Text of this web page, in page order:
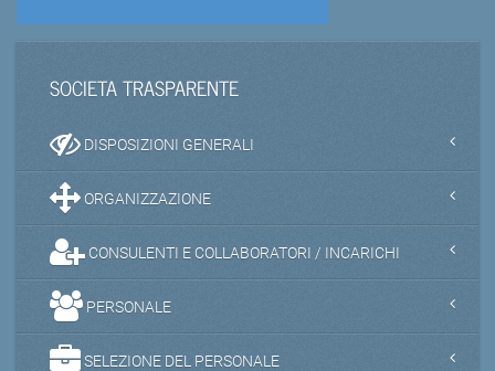
SOCIETA TRASPARENTE
DISPOSIZIONI GENERALI
ORGANIZZAZIONE
CONSULENTI E COLLABORATORI / INCARICHI
PERSONALE
SELEZIONE DEL PERSONALE